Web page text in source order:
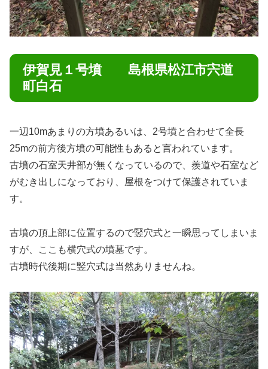
伊賀見１号墳 島根県松江市宍道
町白石
一辺10mあまりの方墳あるいは、2号墳と合わせて全長
25mの前方後方墳の可能性もあると言われています。
古墳の石室天井部が無くなっているので、羨道や石室など
がむき出しになっており、屋根をつけて保護されていま
す。
古墳の頂上部に位置するので竪穴式と一瞬思ってしまいま
すが、ここも横穴式の墳墓です。
古墳時代後期に竪穴式は当然ありませんね。